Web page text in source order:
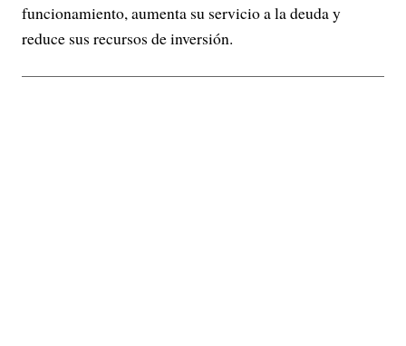
funcionamiento, aumenta su servicio a la deuda y
reduce sus recursos de inversión.